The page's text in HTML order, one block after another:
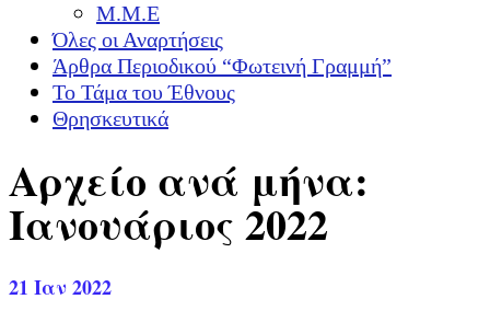
Μ.Μ.Ε
Όλες οι Αναρτήσεις
Άρθρα Περιοδικού “Φωτεινή Γραμμή”
Το Τάμα του Έθνους
Θρησκευτικά
Αρχείο ανά μήνα:
Ιανουάριος 2022
21 Ιαν 2022